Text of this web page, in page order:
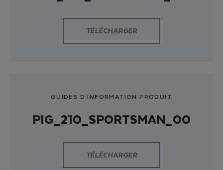
TÉLÉCHARGER
GUIDES D'INFORMATION PRODUIT
PIG_210_SPORTSMAN_00
TÉLÉCHARGER